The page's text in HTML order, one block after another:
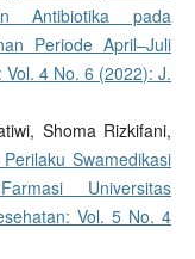
Antibiotika pada
Periode April–Juli
4 No. 6 (2022): J.
Shoma Rizkifani,
Swamedikasi
Universitas
Vol. 5 No. 4